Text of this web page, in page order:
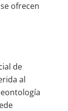
ofrecen
de
al